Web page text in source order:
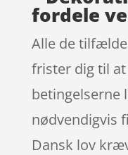
fordele
Alle de
frister dig til
betingelserne
nødvendigvis
Dansk lov